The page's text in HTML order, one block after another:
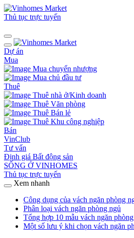
Thủ tục trực tuyến
Dự án
Mua
Mua chuyển nhượng
Mua chủ đầu tư
Thuê
Thuê nhà ở/Kinh doanh
Thuê Văn phòng
Thuê Bán lẻ
Thuê Khu công nghiệp
Bán
VinClub
Tư vấn
Định giá Bất động sản
SỐNG Ở VINHOMES
Thủ tục trực tuyến
Xem nhanh
Công dụng của vách ngăn phòng
Phân loại vách ngăn phòng ngủ
Tổng hợp 10 mẫu vách ngăn
Một số lưu ý khi chọn vách ngăn